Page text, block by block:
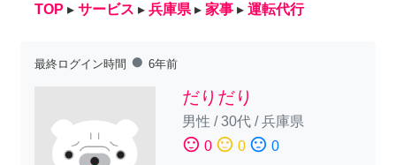
TOP ▸ サービス ▸ 兵庫県 ▸ 家事 ▸ 運転代行
最終ログイン時間 fiber_manual_record 6年前
だりだり
男性 /30代/兵庫県
sentiment_satisfied 0 sentiment_neutral 0 sentiment_dissatisfied 0